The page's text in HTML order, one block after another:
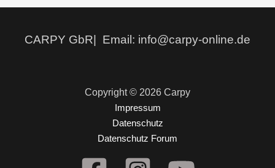
CARPY GbR| Email: info@carpy-online.de
Copyright © 2026 Carpy
Impressum
Datenschutz
Datenschutz Forum